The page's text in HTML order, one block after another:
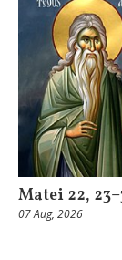
Matei 22,
07 Aug, 2026